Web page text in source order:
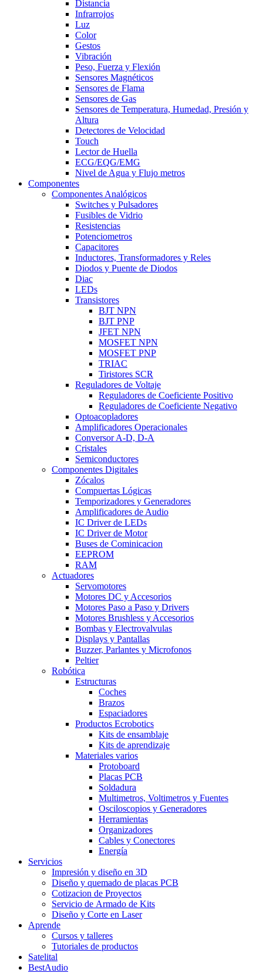
Distancia
Infrarrojos
Luz
Color
Gestos
Vibración
Peso, Fuerza y Flexión
Sensores Magnéticos
Sensores de Flama
Sensores de Gas
Sensores de Temperatura, Humedad, Presión y
Altura
Detectores de Velocidad
Touch
Lector de Huella
ECG/EQG/EMG
Nivel de Agua y Flujo metros
Componentes
Componentes Analógicos
Switches y Pulsadores
Fusibles de Vidrio
Resistencias
Potenciometros
Capacitores
Inductores, Transformadores y Reles
Diodos y Puente de Diodos
Diac
LEDs
Transistores
BJT NPN
BJT PNP
JFET NPN
MOSFET NPN
MOSFET PNP
TRIAC
Tiristores SCR
Reguladores de Voltaje
Reguladores de Coeficiente Positivo
Reguladores de Coeficiente Negativo
Optoacopladores
Amplificadores Operacionales
Conversor A-D, D-A
Cristales
Semiconductores
Componentes Digitales
Zócalos
Compuertas Lógicas
Temporizadores y Generadores
Amplificadores de Audio
IC Driver de LEDs
IC Driver de Motor
Buses de Cominicacion
EEPROM
RAM
Actuadores
Servomotores
Motores DC y Accesorios
Motores Paso a Paso y Drivers
Motores Brushless y Accesorios
Bombas y Electrovalvulas
Displays y Pantallas
Buzzer, Parlantes y Microfonos
Peltier
Robótica
Estructuras
Coches
Brazos
Espaciadores
Productos Ecrobotics
Kits de ensamblaje
Kits de aprendizaje
Materiales varios
Protoboard
Placas PCB
Soldadura
Multimetros, Voltimetros y Fuentes
Osciloscopios y Generadores
Herramientas
Organizadores
Cables y Conectores
Energía
Servicios
Impresión y diseño en 3D
Diseño y quemado de placas PCB
Cotizacion de Proyectos
Servicio de Armado de Kits
Diseño y Corte en Laser
Aprende
Cursos y talleres
Tutoriales de productos
Satelital
BestAudio